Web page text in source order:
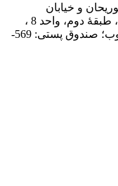
و خیابان
دانشگاه، شمارۀ 1182 (ساختمان فروردین)، طبقۀ دوم، واحد 8 ،
روابط عمومی مؤسسه پژوهی میراث مکتوب؛ صندوق پستی: 569-